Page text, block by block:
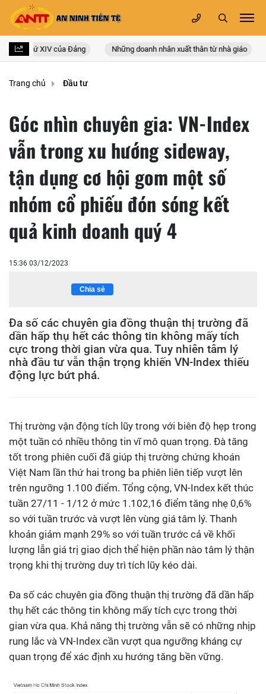
lần thứ XIV của Đảng Những doanh nhân xuất thân từ nhà giáo
Trang chủ Đầu tư
Góc nhìn chuyên gia: VN-Index
vẫn trong xu hướng sideway,
tận dụng cơ hội gom một số
nhóm cổ phiếu đón sóng kết
quả kinh doanh quý 4
15:36 03/12/2023
Chia sẻ
Đa số các chuyên gia đồng thuận thị trường đã
dần hấp thụ hết các thông tin không mấy tích
cực trong thời gian vừa qua. Tuy nhiên tâm lý
nhà đầu tư vẫn thận trọng khiến VN-Index thiếu
động lực bứt phá.
Thị trường vận động tích lũy trong với biên độ hẹp trong
một tuần có nhiều thông tin vĩ mô quan trọng. Đà tăng
tốt trong phiên cuối đã giúp thị trường chứng khoán
Việt Nam lần thứ hai trong ba phiên liên tiếp vượt lên
trên ngưỡng 1.100 điểm. Tổng cộng, VN-Index kết thúc
tuần 27/11 - 1/12 ở mức 1.102,16 điểm tăng nhẹ 0,6%
so với tuần trước và vượt lên vùng giá tâm lý. Thanh
khoản giảm mạnh 29% so với tuần trước cả về khối
lượng lẫn giá trị giao dịch thể hiện phần nào tâm lý thận
trọng khi thị trường duy trì tích lũy kéo dài.
Đa số các chuyên gia đồng thuận thị trường đã dần hấp
thụ hết các thông tin không mấy tích cực trong thời
gian vừa qua. Khả năng thị trường vẫn sẽ có những nhịp
rung lắc và VN-Index cần vượt qua ngưỡng kháng cự
quan trọng để xác định xu hướng tăng bền vững.